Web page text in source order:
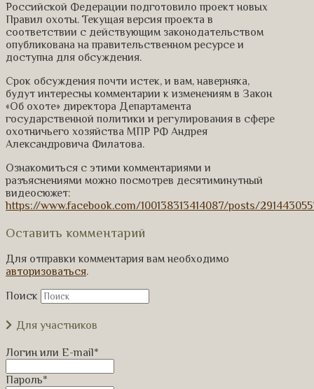
Российской Федерации подготовило проект новых
Правил охоты. Текущая версия проекта в
соответствии с действующим законодательством
опубликована на правительственном ресурсе и
доступна для обсуждения.
Срок обсуждения почти истек, и вам, наверняка,
будут интересны комментарии к изменениям в Закон
«Об охоте» директора Департамента
государственной политики и регулирования в сфере
охотничьего хозяйства МПР РФ Андрея
Александровича Филатова.
Ознакомиться с этими комментариями и
разъяснениями можно посмотрев десятиминутный
видеосюжет:
https://www.facebook.com/100138313414087/posts/
Оставить комментарий
Для отправки комментария вам необходимо
авторизоваться.
Поиск
Для участников
Логин или E-mail*
Пароль*